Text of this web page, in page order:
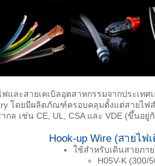
และสายเคเบิลอุตสาหกรรมจากประเทศ
โดยมีผลิตภัณฑ์ครอบคลุมตั้งแต่สายไฟ
กล เช่น CE, UL, CSA และ VDE (ขึ้นอ
Hook-up Wire (สายไ
ใช้สำหรับเดินสายภา
H05V-K (300/